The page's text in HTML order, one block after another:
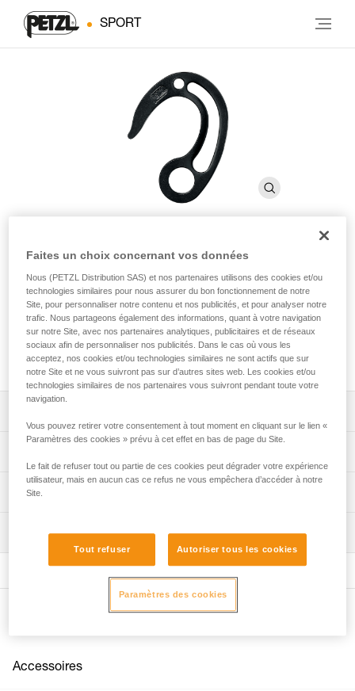
SPORT
FIFI
Crochet de suspension pour l’escalade artificielle
Crochet pour le positionnement, la progression et le hissage
de charges.
La rainure permet de relier un système de récupération au
MAILLON RAPIDE n° 5. Le maillon est libre de se
déplacer dans la rainure, ce qui facilite la récupération de
la charge par le haut.
Matière(s): acier
Spécifications référence(s)
Garantie : 3 ans
Conditionnement : 1
Informations techniques
Télécharger le pdf technical-notice-FIFI-2
Inspection
Accessoires
Faites un choix concernant vos données
Nous (PETZL Distribution SAS) et nos partenaires utilisons des cookies et/ou
technologies similaires pour nous assurer du bon fonctionnement de notre
Site, pour personnaliser notre contenu et nos publicités, et pour analyser notre
trafic. Nous partageons également des informations, quant à votre navigation
sur notre Site, avec nos partenaires analytiques, publicitaires et de réseaux
sociaux afin de personnaliser nos publicités. Dans le cas où vous les
acceptez, nos cookies et/ou technologies similaires ne sont actifs que sur
notre Site et ne vous suivront pas sur d’autres sites web. Les cookies et/ou
technologies similaires de nos partenaires vous suivront pendant toute votre
navigation.
Vous pouvez retirer votre consentement à tout moment en cliquant sur le lien «
Paramètres des cookies » prévu à cet effet en bas de page du Site.
Le fait de refuser tout ou partie de ces cookies peut dégrader votre expérience
utilisateur, mais en aucun cas ce refus ne vous empêchera d’accéder à notre
Site.
Tout refuser Autoriser tous les cookies
Paramètres des cookies